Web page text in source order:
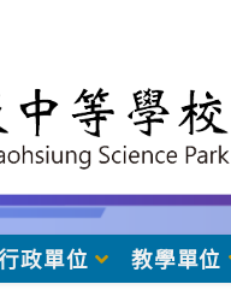
政單位 教學單位